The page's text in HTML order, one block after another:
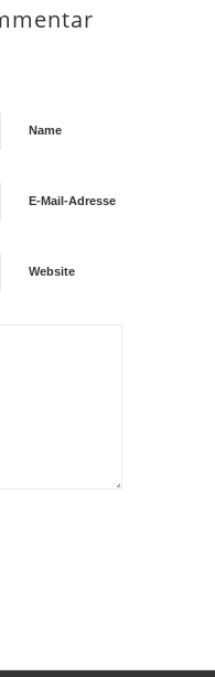
Name
E-Mail-Adresse
Website